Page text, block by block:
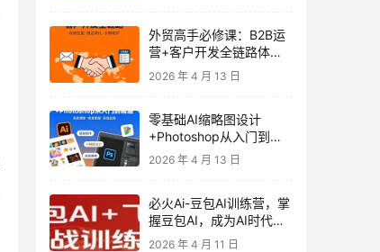
外贸高手必修课：B2B运
营+客户开发全链路体系
课 | 从0到1成为外贸精英
2026 年 4 月 13 日
零基础AI缩略图设计
+Photoshop从入门到精
通 全套教程（含形象照拍
2026 年 4 月 13 日
必火Ai-豆包AI训练营，掌
握豆包AI，成为AI时代的
全能型人才
2026 年 4 月 11 日